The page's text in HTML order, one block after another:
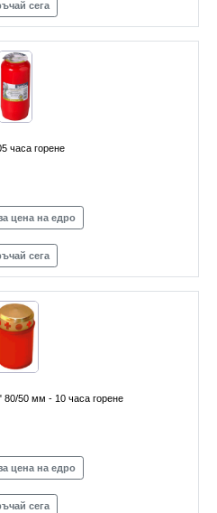
сега
часа горене
цена на едро
сега
80/50 мм - 10 часа горене
цена на едро
сега